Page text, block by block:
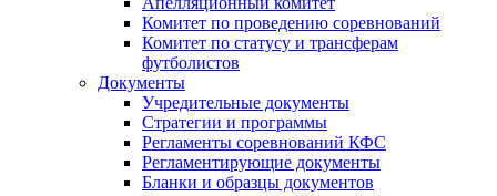
Комитет по проведению соревнований
Комитет по статусу и трансферам
футболистов
Документы
Учредительные документы
Стратегии и программы
Регламенты соревнований КФС
Регламентирующие документы
Бланки и образцы документов